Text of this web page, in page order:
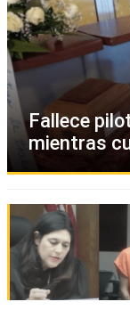
Fallece
mientras